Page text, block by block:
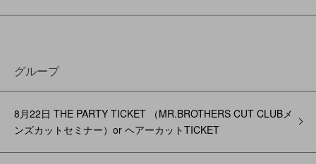
グループ
8月22日 THE PARTY TICKET （MR.BROTHERS CUT CLUBメ
ンズカットセミナー）or ヘアーカットTICKET